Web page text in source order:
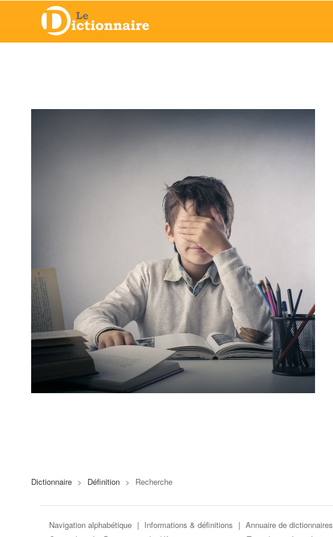
Dictionnaire > Définition > Recherche
Navigation alphabétique | Informations & définitions | Annuaire de dictionnaires